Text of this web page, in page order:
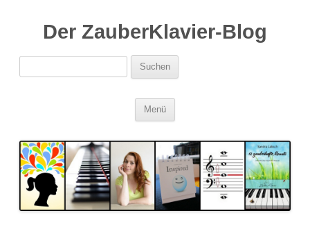
Der ZauberKlavier-Blog
Suchen
nach:
Menü